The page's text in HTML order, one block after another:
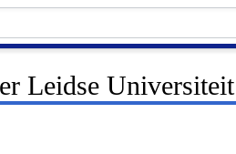
Leidse Universiteit